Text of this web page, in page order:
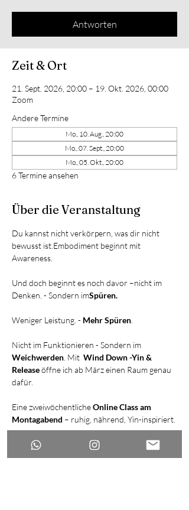
Antworten
Zeit & Ort
21. Sept. 2026, 20:00 – 19. Okt. 2026, 00:00
Zoom
Andere Termine
Mo., 10. Aug., 20:00
Mo., 07. Sept., 20:00
Mo., 05. Okt., 20:00
6 Termine ansehen
Über die Veranstaltung
Du kannst nicht verkörpern, was dir nicht
bewusst ist.Embodiment beginnt mit
Awareness.
Und doch beginnt es noch davor –nicht im
Denken. - Sondern imSpüren.
Weniger Leistung. - Mehr Spüren
Nicht im Funktionieren - Sondern im
Weichwerden . Mit Wind Down -Yin &
Release öffne ich ab März einen Raum genau
dafür.
Eine zweiwöchentliche Online Class am
Montagabend – ruhig, nährend, Yin-inspiriert.
- Fokus auf Fascial Release /Myofascial release